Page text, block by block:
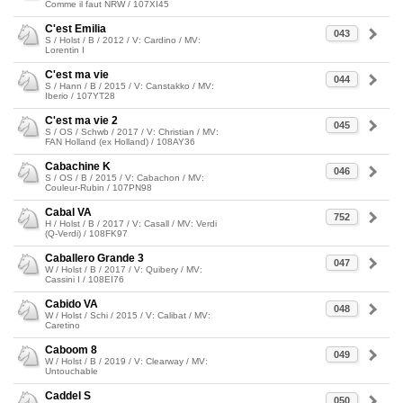
Comme il faut NRW / 107XI45
043
C'est Emilia
S / Holst / B / 2012 / V: Cardino / MV:
Lorentin I
044
C'est ma vie
S / Hann / B / 2015 / V: Canstakko / MV:
Iberio / 107YT28
045
C'est ma vie 2
S / OS / Schwb / 2017 / V: Christian / MV:
FAN Holland (ex Holland) / 108AY36
046
Cabachine K
S / OS / B / 2015 / V: Cabachon / MV:
Couleur-Rubin / 107PN98
752
Cabal VA
H / Holst / B / 2017 / V: Casall / MV: Verdi
(Q-Verdi) / 108FK97
047
Caballero Grande 3
W / Holst / B / 2017 / V: Quibery / MV:
Cassini I / 108EI76
048
Cabido VA
W / Holst / Schi / 2015 / V: Calibat / MV:
Caretino
049
Caboom 8
W / Holst / B / 2019 / V: Clearway / MV:
Untouchable
050
Caddel S